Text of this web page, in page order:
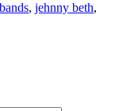
, jehnny beth,